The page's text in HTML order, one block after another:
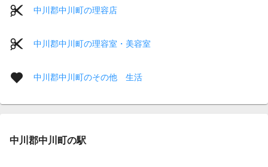
中川郡中川町の理容店
中川郡中川町の理容室・美容室
中川郡中川町のその他 生活
中川郡中川町の駅